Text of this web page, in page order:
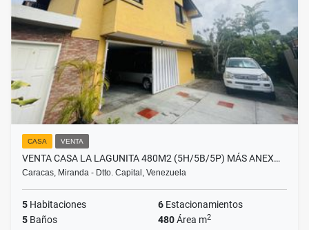
CASA VENTA
VENTA CASA LA LAGUNITA 480M2 (5H/5B/5P) MÁS ANEX…
Caracas, Miranda - Dtto. Capital, Venezuela
5 Habitaciones 6 Estacionamientos
5 Baños 480Área m2